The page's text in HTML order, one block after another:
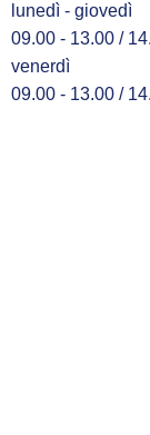
lunedì - giovedì
09.00 - 13.00 /
venerdì
09.00 - 13.00 /